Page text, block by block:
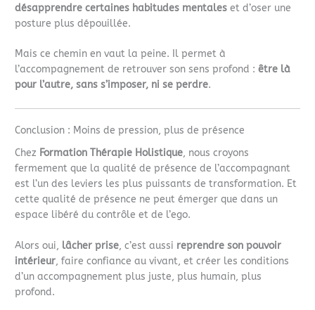
désapprendre certaines habitudes mentales et d’oser une
posture plus dépouillée.
Mais ce chemin en vaut la peine. Il permet à
l’accompagnement de retrouver son sens profond :être là
pour l’autre, sans s’imposer, ni se perdre.
Conclusion : Moins de pression, plus de présence
Chez Formation Thérapie Holistique, nous croyons
fermement que la qualité de présence de l’accompagnant
est l’un des leviers les plus puissants de transformation. Et
cette qualité de présence ne peut émerger que dans un
espace libéré du contrôle et de l’ego.
Alors oui, lâcher prise, c’est aussi reprendre son pouvoir
intérieur, faire confiance au vivant, et créer les conditions
d’un accompagnement plus juste, plus humain, plus
profond.